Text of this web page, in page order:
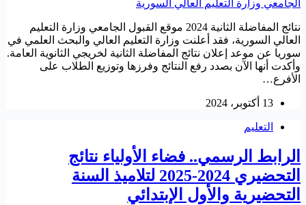
نتائج المفاضلة الثانية 2024 موقع القبول الجامعي وزارة التعليم
العالي السورية، فقد أعلنت وزارة التعليم العالي والبحث العلمي في
سوريا عن موعد إعلان نتائج المفاضلة الثانية لخريجي الثانوية العامة.
وأكدت أنها الآن بصدد رفع النتائج وفرزها وتوزيع الطلاب على
الأفرع…
13 أكتوبر، 2024
التعليم
الرابط الرسمي.. فضاء الأولياء نتائج
التحضيري 2024-2025 لتلاميذ السنة
التحضيرية والأول الإبتدائي